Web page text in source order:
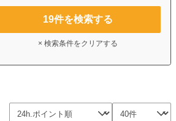
19件を検索する
× 検索条件をクリアする